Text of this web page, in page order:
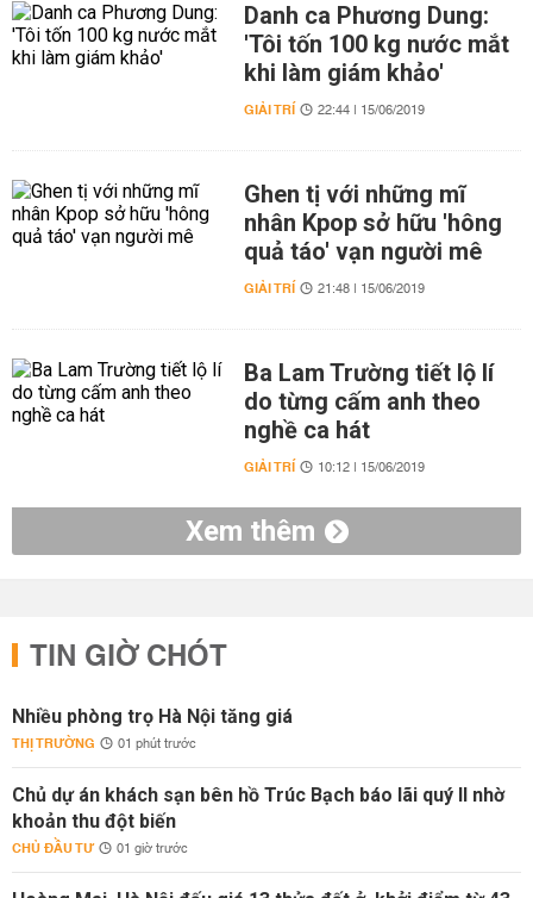
Danh ca Phương Dung:
'Tôi tốn 100 kg nước mắt
khi làm giám khảo'
GIẢI TRÍ 22:44 | 15/06/2019
Ghen tị với những mĩ
nhân Kpop sở hữu 'hông
quả táo' vạn người mê
GIẢI TRÍ 21:48 | 15/06/2019
Ba Lam Trường tiết lộ lí
do từng cấm anh theo
nghề ca hát
GIẢI TRÍ 10:12 | 15/06/2019
Xem thêm
TIN GIỜ CHÓT
Nhiều phòng trọ Hà Nội tăng giá
THỊ TRƯỜNG 01 phút trước
Chủ dự án khách sạn bên hồ Trúc Bạch báo lãi quý II nhờ
khoản thu đột biến
CHỦ ĐẦU TƯ 01 giờ trước